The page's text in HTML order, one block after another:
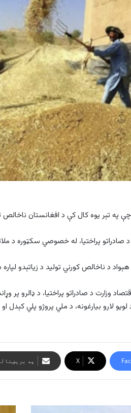
چې په تېر یوه کال کې د افغانستان
صادراتو پراختیا، له خصوصي سکټوره د
د ناخالص کورني تولید د زیاتېدو
وزارت د صادراتو پراختیا، د ډالرو پر
لویو لارو بیارغونه، د ملي پروژو پلي
X په